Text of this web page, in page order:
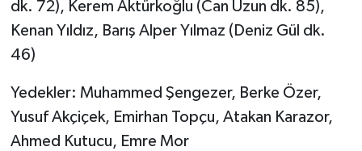
dk. 72), Kerem Aktürkoğlu (Can Uzun dk. 85),
Kenan Yıldız, Barış Alper Yılmaz (Deniz Gül dk.
46)
Yedekler: Muhammed Şengezer, Berke Özer,
Yusuf Akçiçek, Emirhan Topçu, Atakan Karazor,
Ahmed Kutucu, Emre Mor